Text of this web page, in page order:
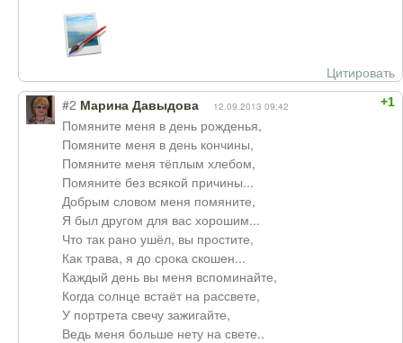
Цитировать
+1
#2 Марина Давыдова 12.09.2013 09:42
Помяните меня в день рожденья,
Помяните меня в день кончины,
Помяните меня тёплым хлебом,
Помяните без всякой причины...
Добрым словом меня помяните,
Я был другом для вас хорошим...
Что так рано ушёл, вы простите,
Как трава, я до срока скошен...
Каждый день вы меня вспоминайте,
Когда солнце встаёт на рассвете,
У портрета свечу зажигайте,
Ведь меня больше нету на свете..